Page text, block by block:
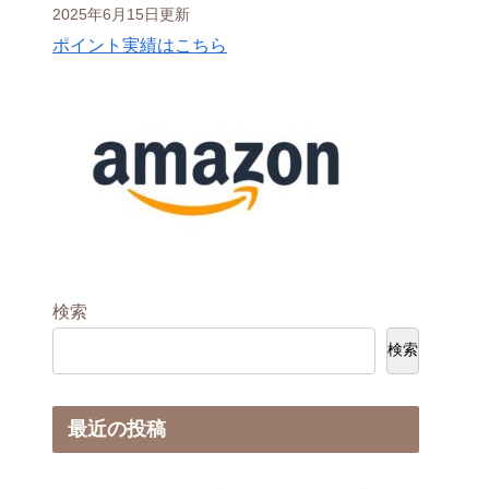
2025年6月15日更新
ポイント実績はこちら
検索
検索
最近の投稿